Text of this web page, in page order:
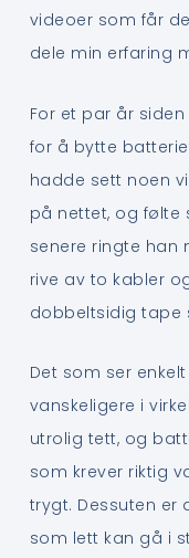
videoer som får
dele min erfaring
For et par år
for å bytte
hadde sett noen
på nettet, og følte
senere ringte han
rive av to kabler
dobbeltsidig tape
Det som ser
vanskeligere i
utrolig tett, og
som krever riktig
trygt. Dessuten er
som lett kan gå i